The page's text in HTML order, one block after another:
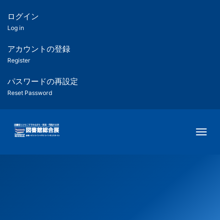
ツ
匿
名
ユ
ー
ー
用
メ
ログイン
Log in
アカウントの登録
Register
パスワードの再設定
Reset Password